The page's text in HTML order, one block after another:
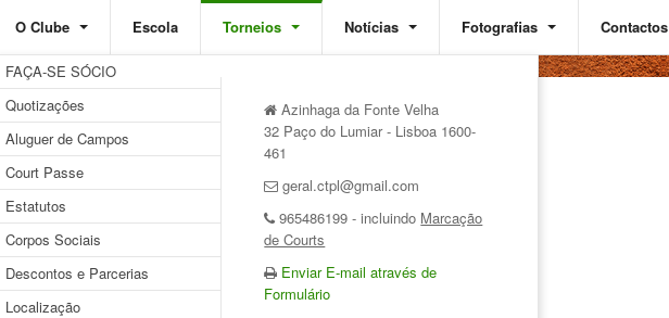
O Clube
FAÇA-SE SÓCIO
Quotizações
Aluguer de Campos
Court Passe
Estatutos
Corpos Sociais
Descontos e Parcerias
Localização
Azinhaga da Fonte Velha
32 Paço do Lumiar - Lisboa 1600-
461
geral.ctpl@gmail.com
965486199 - incluindo Marcação
de Courts
Enviar E-mail através de
Formulário
Escola Torneios Notícias Fotografias Contactos